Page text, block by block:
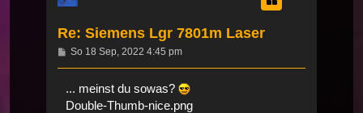
Re: Siemens Lgr 7801m Laser
Beitrag
So 18 Sep, 2022 4:45 pm
... meinst du sowas?
Double-Thumb-nice.png